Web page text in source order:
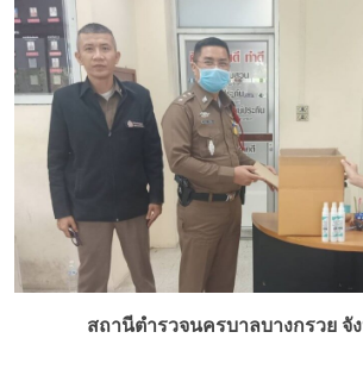
สถานีตำรวจนครบาลบางกรวย จั